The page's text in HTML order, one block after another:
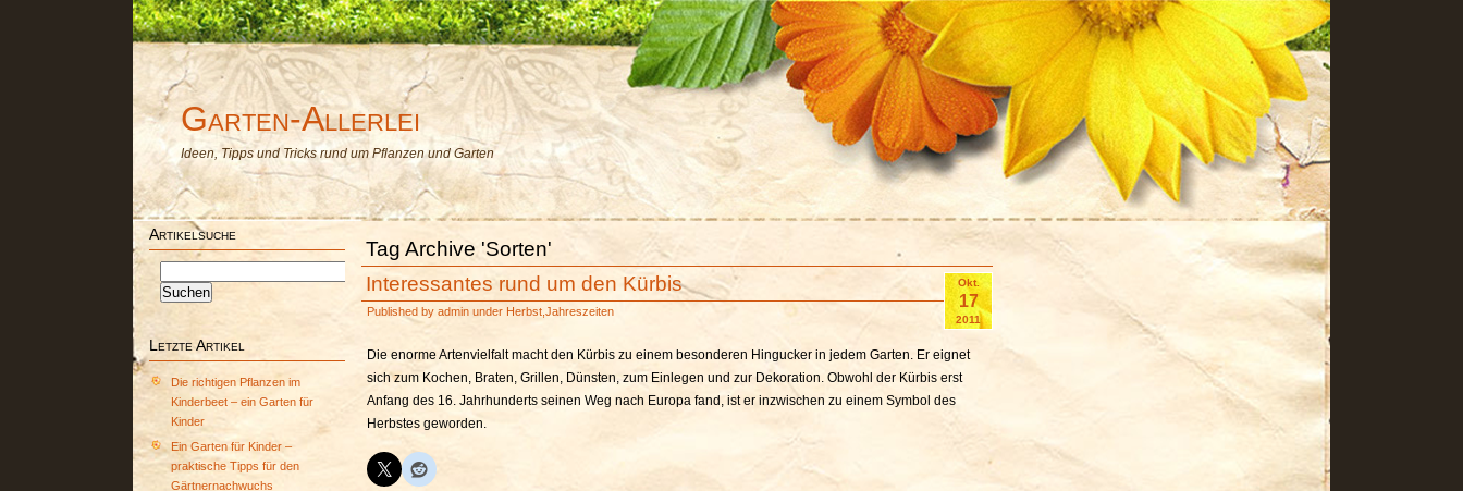
Garten-Allerlei
Ideen, Tipps und Tricks rund um Pflanzen und Garten
Artikelsuche
nach:
Letzte Artikel
Die richtigen Pflanzen im
Kinderbeet – ein Garten für
Kinder
Ein Garten für Kinder –
praktische Tipps für den
Gärtnernachwuchs
Tag Archive 'Sorten'
Okt.
17
2011
Interessantes rund um den Kürbis
Published by admin under Herbst Jahreszeiten
Die enorme Artenvielfalt macht den Kürbis zu einem besonderen Hingucker in jedem Garten. Er eignet
sich zum Kochen, Braten, Grillen, Dünsten, zum Einlegen und zur Dekoration. Obwohl der Kürbis erst
Anfang des 16. Jahrhunderts seinen Weg nach Europa fand, ist er inzwischen zu einem Symbol des
Herbstes geworden.